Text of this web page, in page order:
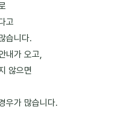
고
습니다.
내가 오고,
않으면
우가 많습니다.